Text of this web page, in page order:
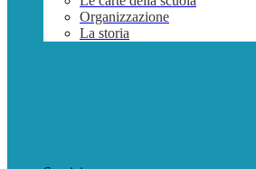
Organizzazione
La storia